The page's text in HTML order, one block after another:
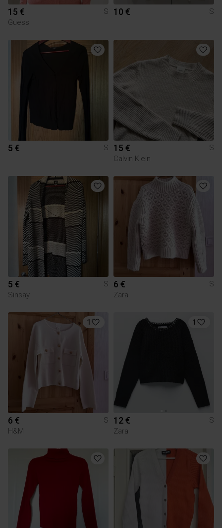
15 €
S
Guess
10 € S
5 € S 15 €
S
Calvin Klein
5 €
S
Sinsay
6 €
S
Zara
1
6 €
S
H&M
1
12 €
S
Zara